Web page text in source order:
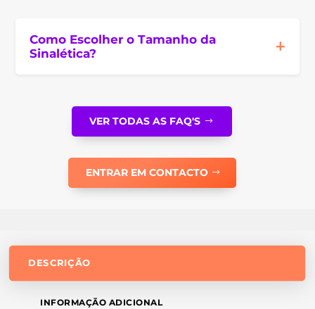
Como Escolher o Tamanho da
Sinalética?
VER TODAS AS FAQ'S
ENTRAR EM CONTACTO
DESCRIÇÃO
INFORMAÇÃO ADICIONAL